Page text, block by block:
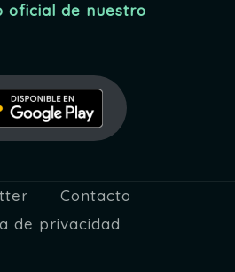
oficial de nuestro
Contacto
de privacidad